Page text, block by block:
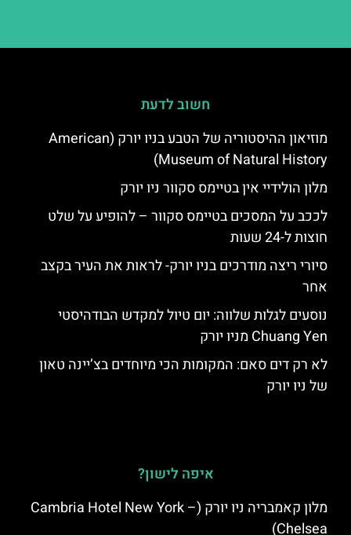
חשוב לדעת
מוזיאון ההיסטוריה של הטבע בניו יורק (American
Museum of Natural History)
מלון הולידיי אין בטיימס סקוור ניו יורק
לככב על המסכים בטיימס סקוור – להופיע על שלט
חוצות ל-24 שעות
סיורי ריצה מודרכים בניו יורק- לראות את העיר בקצב
אחר
נוסעים לגלות שלווה: יום טיול למקדש הבודהיסטי
Chuang Yen מניו יורק
לא רק דים סאם: המקומות הכי מיוחדים בצ’יינה טאון
של ניו יורק
איפה לישון?
מלון קאמבריה ניו יורק (Cambria Hotel New York –
Chelsea)